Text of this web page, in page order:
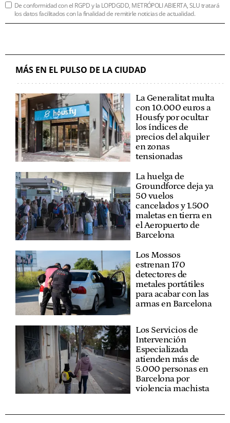
De conformidad con el RGPD y la LOPDGDD, METRÓPOLI ABIERTA, SLU tratará
los datos facilitados con la finalidad de remitirle noticias de actualidad.
MÁS EN EL PULSO DE LA CIUDAD
La Generalitat multa
con 10.000 euros a
Housfy por ocultar
los índices de
precios del alquiler
en zonas
tensionadas
La huelga de
Groundforce deja ya
50 vuelos
cancelados y 1.500
maletas en tierra en
el Aeropuerto de
Barcelona
Los Mossos
estrenan 170
detectores de
metales portátiles
para acabar con las
armas en Barcelona
Los Servicios de
Intervención
Especializada
atienden más de
5.000 personas en
Barcelona por
violencia machista